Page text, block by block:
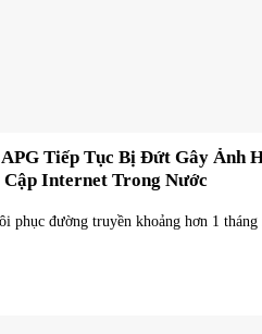
Tiếp Tục Bị Đứt Gây Ảnh
Internet Trong Nước
phục đường truyền khoảng hơn 1